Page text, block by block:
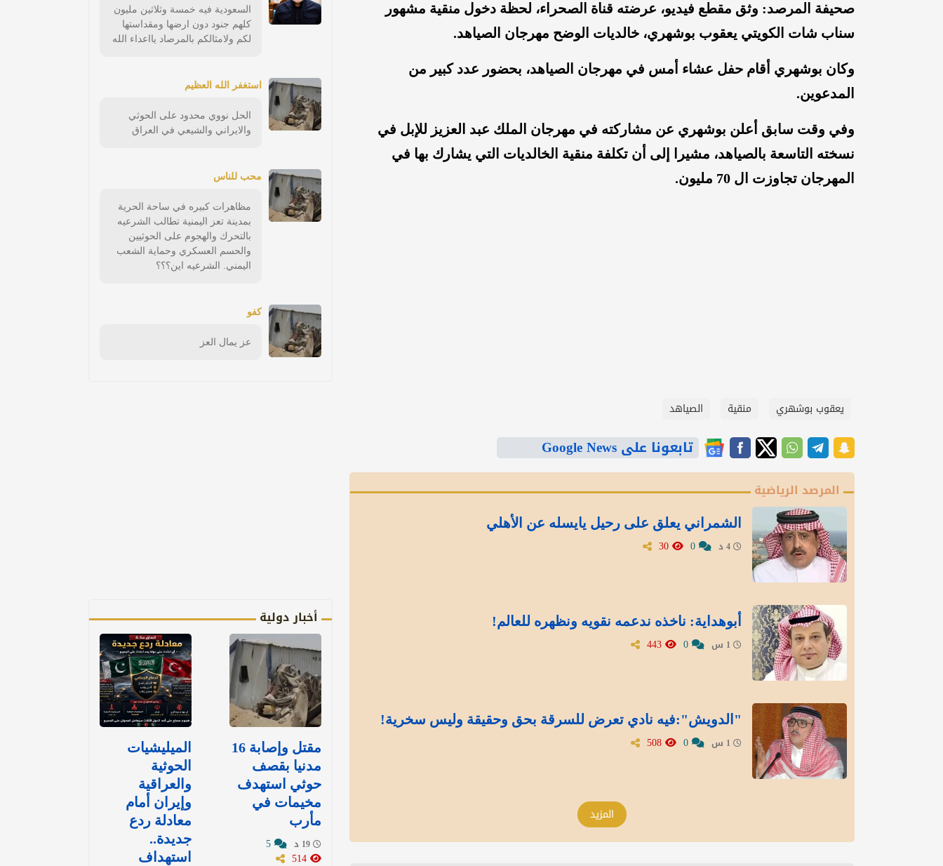
صحيفة المرصد: وثق مقطع فيديو، عرضته قناة الصحراء، لحظة دخول منقية مشهور
سناب شات الكويتي يعقوب بوشهري، خالديات الوضح مهرجان الصياهد.
وكان بوشهري أقام حفل عشاء أمس في مهرجان الصياهد، بحضور عدد كبير من
المدعوين.
وفي وقت سابق أعلن بوشهري عن مشاركته في مهرجان الملك عبد العزيز للإبل في
نسخته التاسعة بالصياهد، مشيرا إلى أن تكلفة منقية الخالديات التي يشارك بها في
المهرجان تجاوزت ال 70 مليون.
يعقوب بوشهري منقية الصياهد
تابعونا على Google News
المرصد الرياضية
الشمراني يعلق على رحيل يايسله عن الأهلي
أبوهداية: ناخذه ندعمه نقويه ونظهره للعالم!
"الدويش":فيه نادي تعرض للسرقة بحق وحقيقة وليس سخرية!
المزيد
السعودية فيه خمسة وثلاثين مليون
كلهم جنود دون ارضها ومقداستها
لكم ولامثالكم بالمرصاد يااعداء الله
استغفر الله العظيم
الحل نووي محدود على الحوثي
والايراني والشيعي في العراق
محب للناس
مظاهرات كبيره في ساحة الحرية
بمدينة تعز اليمنية تطالب الشرعيه
بالتحرك والهجوم على الحوثيين
والحسم العسكري وحماية الشعب
اليمني. الشرعيه اين؟؟؟
كفو
عز يمال العز
أخبار دولية
مقتل وإصابة 16
مدنيا بقصف
حوثي استهدف
مخيمات في
مأرب
الميليشيات
الحوثية
والعراقية
وإيران أمام
معادلة ردع
جديدة..
استهداف